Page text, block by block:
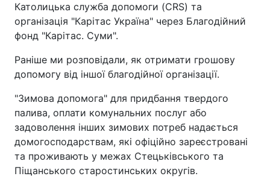
Католицька служба допомоги (CRS) та
організація "Карітас Україна" через Благодійний
фонд "Карітас. Суми".
Раніше ми розповідали, як отримати грошову
допомогу від іншої благодійної організації.
"Зимова допомога" для придбання твердого
палива, оплати комунальних послуг або
задоволення інших зимових потреб надається
домогосподарствам, які офіційно зареєстровані
та проживають у межах Стецьківського та
Піщанського старостинських округів.